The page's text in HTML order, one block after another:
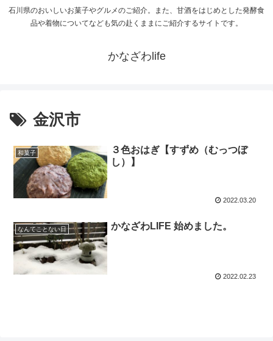
石川県のおいしいお菓子やグルメのご紹介。また、甘酒をはじめとした発酵食
品や着物についてなども気の赴くままにご紹介するサイトです。
かなざわlife
金沢市
和菓子
３色おはぎ【すずめ（むっつぼ
し）】
2022.03.20
なんてことない日 かなざわLIFE 始めました。
2022.02.23